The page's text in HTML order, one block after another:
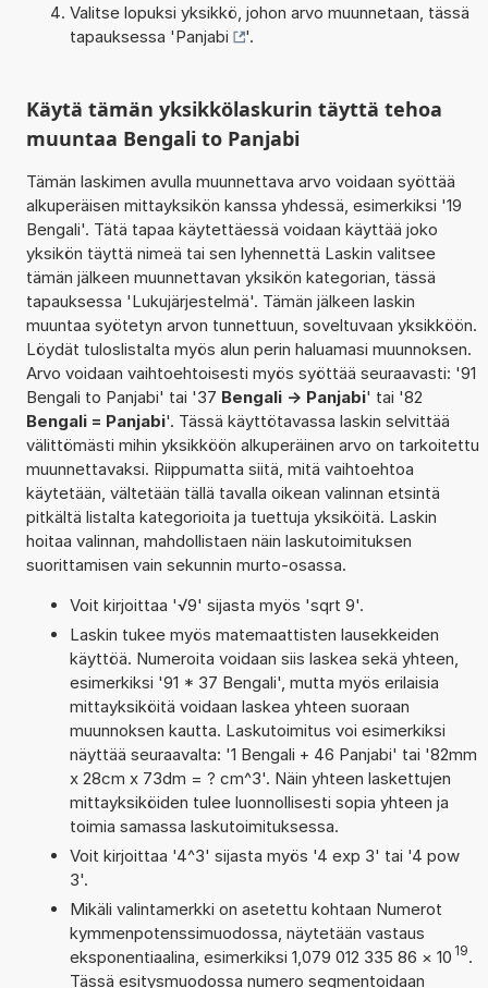
Valitse lopuksi yksikkö, johon arvo muunnetaan, tässä
tapauksessa 'Panjabi '.
Käytä tämän yksikkölaskurin täyttä tehoa
muuntaa Bengali to Panjabi
Tämän laskimen avulla muunnettava arvo voidaan syöttää
alkuperäisen mittayksikön kanssa yhdessä, esimerkiksi '19
Bengali'. Tätä tapaa käytettäessä voidaan käyttää joko
yksikön täyttä nimeä tai sen lyhennettä Laskin valitsee
tämän jälkeen muunnettavan yksikön kategorian, tässä
tapauksessa 'Lukujärjestelmä'. Tämän jälkeen laskin
muuntaa syötetyn arvon tunnettuun, soveltuvaan yksikköön.
Löydät tuloslistalta myös alun perin haluamasi muunnoksen.
Arvo voidaan vaihtoehtoisesti myös syöttää seuraavasti: '91
Bengali to Panjabi' tai '37 Bengali -> Panjabi' tai '82
Bengali = Panjabi'. Tässä käyttötavassa laskin selvittää
välittömästi mihin yksikköön alkuperäinen arvo on tarkoitettu
muunnettavaksi. Riippumatta siitä, mitä vaihtoehtoa
käytetään, vältetään tällä tavalla oikean valinnan etsintä
pitkältä listalta kategorioita ja tuettuja yksiköitä. Laskin
hoitaa valinnan, mahdollistaen näin laskutoimituksen
suorittamisen vain sekunnin murto-osassa.
Voit kirjoittaa '√9' sijasta myös 'sqrt 9'.
Laskin tukee myös matemaattisten lausekkeiden
käyttöä. Numeroita voidaan siis laskea sekä yhteen,
esimerkiksi '91 * 37 Bengali', mutta myös erilaisia
mittayksiköitä voidaan laskea yhteen suoraan
muunnoksen kautta. Laskutoimitus voi esimerkiksi
näyttää seuraavalta: '1 Bengali + 46 Panjabi' tai '82mm
x 28cm x 73dm = ? cm^3'. Näin yhteen laskettujen
mittayksiköiden tulee luonnollisesti sopia yhteen ja
toimia samassa laskutoimituksessa.
Voit kirjoittaa '4^3' sijasta myös '4 exp 3' tai '4 pow
3'.
Mikäli valintamerkki on asetettu kohtaan Numerot
kymmenpotenssimuodossa, näytetään vastaus
eksponentiaalina, esimerkiksi 1,079 012 335 86 × 10 19.
Tässä esitysmuodossa numero segmentoidaan